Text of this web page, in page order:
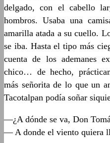
delgado, con el cabello
hombros. Usaba una
amarilla atada a su cuello.
se iba. Hasta el tipo más
cuenta de los ademanes
chico… de hecho,
más señorita de lo que un
Tacotalpan podía soñar
—¿A dónde se va, Don
— A donde el viento quiera